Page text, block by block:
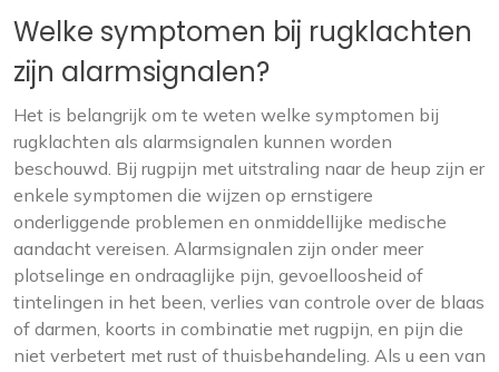
Welke symptomen bij rugklachten
zijn alarmsignalen?
Het is belangrijk om te weten welke symptomen bij
rugklachten als alarmsignalen kunnen worden
beschouwd. Bij rugpijn met uitstraling naar de heup zijn er
enkele symptomen die wijzen op ernstigere
onderliggende problemen en onmiddellijke medische
aandacht vereisen. Alarmsignalen zijn onder meer
plotselinge en ondraaglijke pijn, gevoelloosheid of
tintelingen in het been, verlies van controle over de blaas
of darmen, koorts in combinatie met rugpijn, en pijn die
niet verbetert met rust of thuisbehandeling. Als u een van